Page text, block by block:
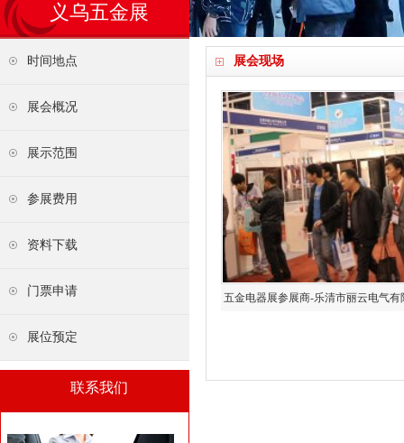
展会现场
五金电器展参展商-乐清市丽云电气有
义乌五金展
时间地点
展会概况
展示范围
参展费用
资料下载
门票申请
展位预定
联系我们